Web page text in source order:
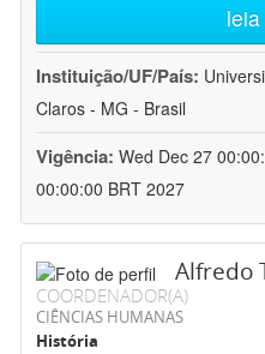
Instituição/UF/País:
Claros - MG - Brasil
Vigência: Wed Dec 27
00:00:00 BRT 2027
Alfredo
COORDENADOR(A)
CIÊNCIAS HUMANAS
História